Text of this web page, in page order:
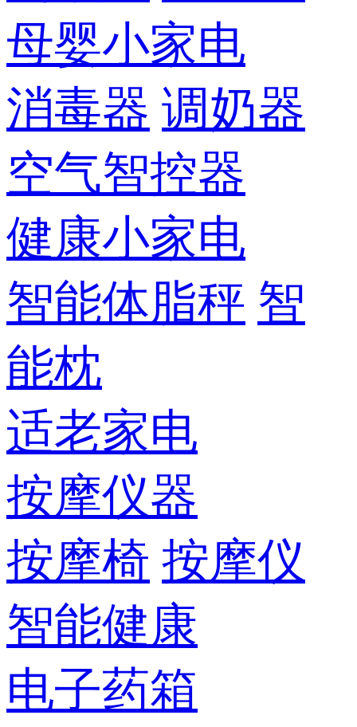
母婴小家电
消毒器 调奶器
空气智控器
健康小家电
智能体脂秤 智
能枕
适老家电
按摩仪器
按摩椅 按摩仪
智能健康
电子药箱